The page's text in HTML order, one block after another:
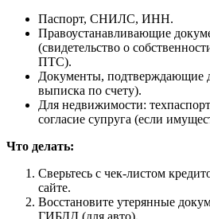
Паспорт, СНИЛС, ИНН.
Правоустанавливающие
(свидетельство о
ПТС).
Документы, подтверждающие
выписка по счету).
Для недвижимости:
согласие супруга (если
Что делать:
Сверьтесь с чек-листом
сайте.
Восстановите утерянные